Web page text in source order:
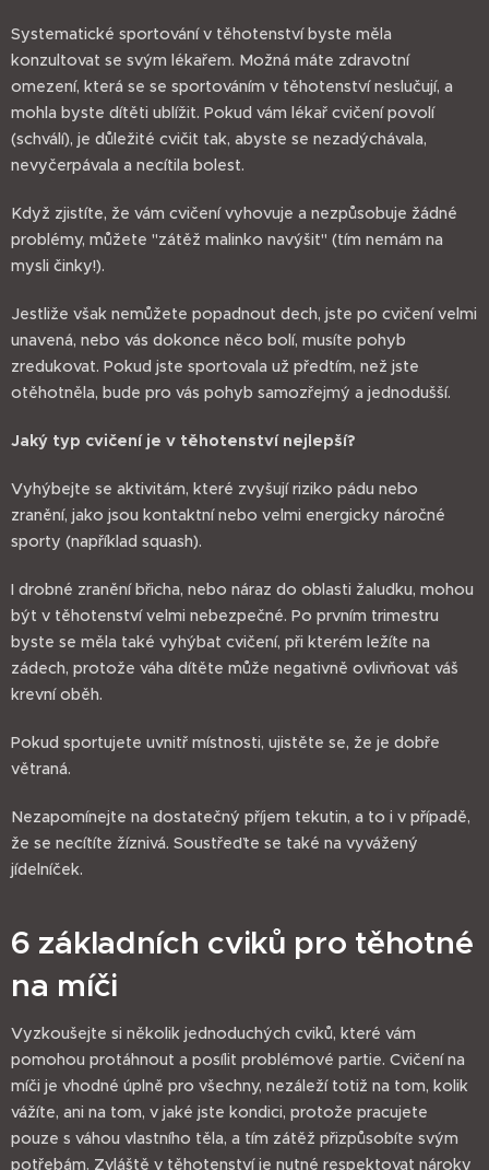
Systematické sportování v těhotenství byste měla
konzultovat se svým lékařem. Možná máte zdravotní
omezení, která se se sportováním v těhotenství neslučují, a
mohla byste dítěti ublížit. Pokud vám lékař cvičení povolí
(schválí), je důležité cvičit tak, abyste se nezadýchávala,
nevyčerpávala a necítila bolest.
Když zjistíte, že vám cvičení vyhovuje a nezpůsobuje žádné
problémy, můžete "zátěž malinko navýšit" (tím nemám na
mysli činky!).
Jestliže však nemůžete popadnout dech, jste po cvičení velmi
unavená, nebo vás dokonce něco bolí, musíte pohyb
zredukovat. Pokud jste sportovala už předtím, než jste
otěhotněla, bude pro vás pohyb samozřejmý a jednodušší.
Jaký typ cvičení je v těhotenství nejlepší?
Vyhýbejte se aktivitám, které zvyšují riziko pádu nebo
zranění, jako jsou kontaktní nebo velmi energicky náročné
sporty (například squash).
I drobné zranění břicha, nebo náraz do oblasti žaludku, mohou
být v těhotenství velmi nebezpečné. Po prvním trimestru
byste se měla také vyhýbat cvičení, při kterém ležíte na
zádech, protože váha dítěte může negativně ovlivňovat váš
krevní oběh.
Pokud sportujete uvnitř místnosti, ujistěte se, že je dobře
větraná.
Nezapomínejte na dostatečný příjem tekutin, a to i v případě,
že se necítíte žíznivá. Soustřeďte se také na vyvážený
jídelníček.
6 základních cviků pro těhotné
na míči
Vyzkoušejte si několik jednoduchých cviků, které vám
pomohou protáhnout a posílit problémové partie. Cvičení na
míči je vhodné úplně pro všechny, nezáleží totiž na tom, kolik
vážíte, ani na tom, v jaké jste kondici, protože pracujete
pouze s váhou vlastního těla, a tím zátěž přizpůsobíte svým
potřebám. Zvláště v těhotenství je nutné respektovat nároky